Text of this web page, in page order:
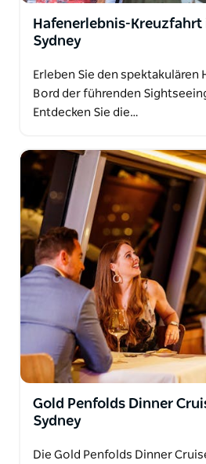
Hafenerlebnis-Kreuzfahrt
Sydney
Erleben Sie den spektakulären
Bord der führenden
Entdecken Sie die…
Gold Penfolds Dinner
Sydney
Die Gold Penfolds Dinner